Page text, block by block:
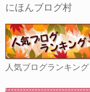
にほんブログ村
人気ブログランキング